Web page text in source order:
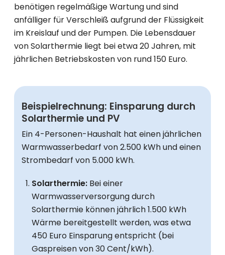
benötigen regelmäßige Wartung und sind
anfälliger für Verschleiß aufgrund der Flüssigkeit
im Kreislauf und der Pumpen. Die Lebensdauer
von Solarthermie liegt bei etwa 20 Jahren, mit
jährlichen Betriebskosten von rund 150 Euro.
Beispielrechnung: Einsparung durch
Solarthermie und PV
Ein 4-Personen-Haushalt hat einen jährlichen
Warmwasserbedarf von 2.500 kWh und einen
Strombedarf von 5.000 kWh.
Solarthermie: Bei einer
Warmwasserversorgung durch
Solarthermie können jährlich 1.500 kWh
Wärme bereitgestellt werden, was etwa
450 Euro Einsparung entspricht (bei
Gaspreisen von 30 Cent/kWh).